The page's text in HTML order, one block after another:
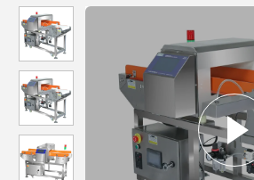
inoxidable y altura de detección